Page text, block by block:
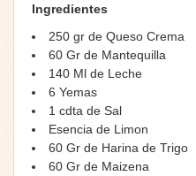
Ingredientes
250 gr de Queso Crema
60 Gr de Mantequilla
140 Ml de Leche
6 Yemas
1 cdta de Sal
Esencia de Limon
60 Gr de Harina de Trigo
60 Gr de Maizena